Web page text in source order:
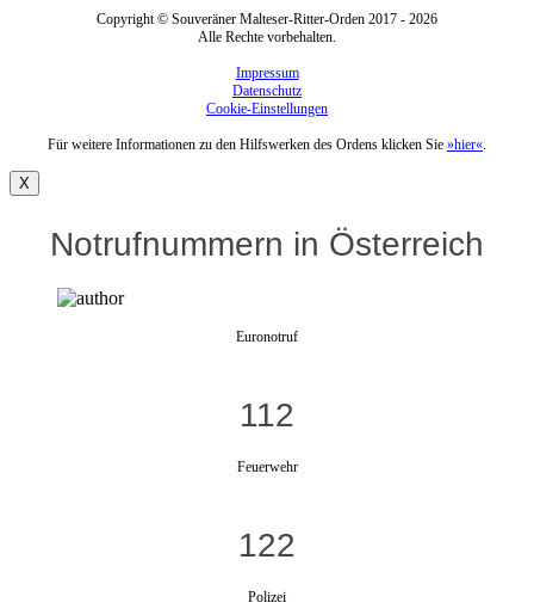
Copyright © Souveräner Malteser-Ritter-Orden 2017 - 2026
Alle Rechte vorbehalten.
Impressum
Datenschutz
Cookie-Einstellungen
Für weitere Informationen zu den Hilfswerken des Ordens klicken Sie »hier«.
X
Notrufnummern in Österreich
Euronotruf
112
Feuerwehr
122
Polizei